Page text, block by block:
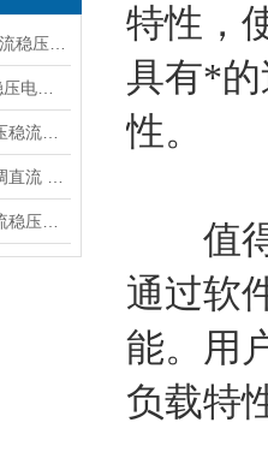
特性，
具有*
性。
值得
通过软
能。用
负载特